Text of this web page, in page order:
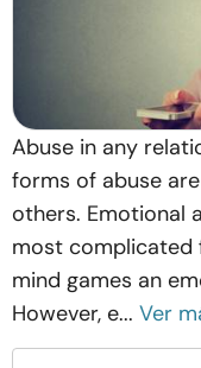
Abuse in any
forms of abuse
others. Emotional
most
mind games an
However, e... Ver